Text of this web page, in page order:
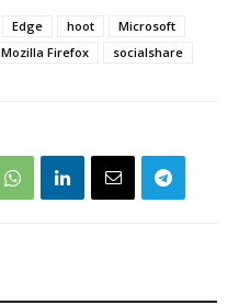
Edge hoot
Microsoft
Mozilla Firefox socialshare